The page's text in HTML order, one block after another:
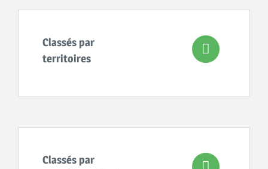
Classés par
territoires
Classés par